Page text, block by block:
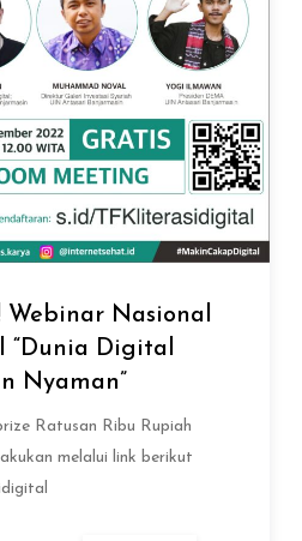
Webinar Nasional
“Dunia Digital
Nyaman”
Ratusan Ribu Rupiah
melalui link berikut